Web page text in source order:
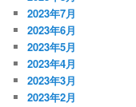
2023年7月
2023年6月
2023年5月
2023年4月
2023年3月
2023年2月